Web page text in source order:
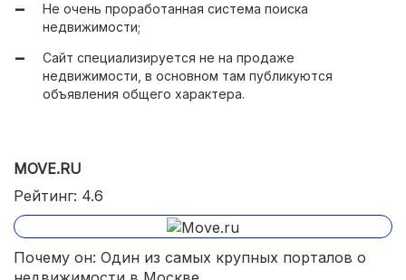
Не очень проработанная система поиска
недвижимости;
Сайт специализируется не на продаже
недвижимости, в основном там публикуются
объявления общего характера.
MOVE.RU
Рейтинг: 4.6
Почему он: Один из самых крупных порталов о